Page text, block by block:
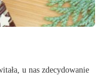
u nas zdecydowanie